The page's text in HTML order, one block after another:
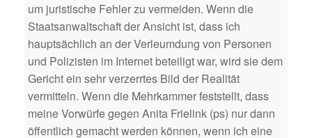
um juristische Fehler zu vermeiden. Wenn die
Staatsanwaltschaft der Ansicht ist, dass ich
hauptsächlich an der Verleumdung von Personen
und Polizisten im Internet beteiligt war, wird sie dem
Gericht ein sehr verzerrtes Bild der Realität
vermitteln. Wenn die Mehrkammer feststellt, dass
meine Vorwürfe gegen Anita Frielink (ps) nur dann
öffentlich gemacht werden können, wenn ich eine